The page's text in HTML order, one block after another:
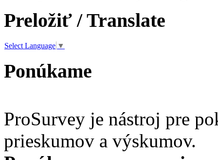
Preložiť / Translate
Select Language ▼
Ponúkame
ProSurvey je nástroj pre
prieskumov a výskumov.